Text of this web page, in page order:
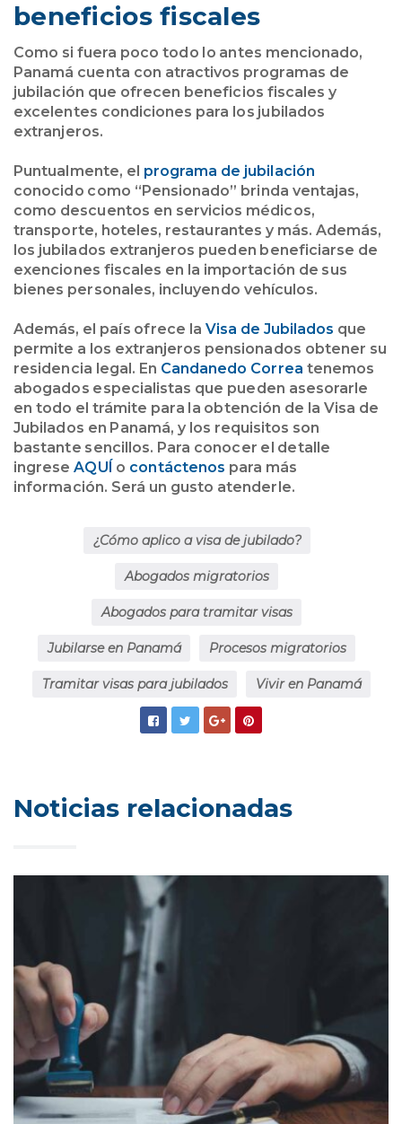
beneficios fiscales
Como si fuera poco todo lo antes mencionado,
Panamá cuenta con atractivos programas de
jubilación que ofrecen beneficios fiscales y
excelentes condiciones para los jubilados
extranjeros.
Puntualmente, el programa de jubilación
conocido como “Pensionado” brinda ventajas,
como descuentos en servicios médicos,
transporte, hoteles, restaurantes y más. Además,
los jubilados extranjeros pueden beneficiarse de
exenciones fiscales en la importación de sus
bienes personales, incluyendo vehículos.
Además, el país ofrece la Visa de Jubilados que
permite a los extranjeros pensionados obtener su
residencia legal. En Candanedo Correa tenemos
abogados especialistas que pueden asesorarle
en todo el trámite para la obtención de la Visa de
Jubilados en Panamá, y los requisitos son
bastante sencillos. Para conocer el detalle
ingreseAQUÍ o contáctenos para más
información. Será un gusto atenderle.
¿Cómo aplico a visa de jubilado?
Abogados migratorios
Abogados para tramitar visas
Jubilarse en Panamá Procesos migratorios
Tramitar visas para jubilados Vivir en Panamá
Noticias relacionadas